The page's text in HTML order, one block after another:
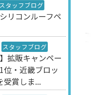
スタッフブログ
リコンルーフペ
スタッフブログ
拡販キャンペー
位・近畿ブロッ
受賞しま...